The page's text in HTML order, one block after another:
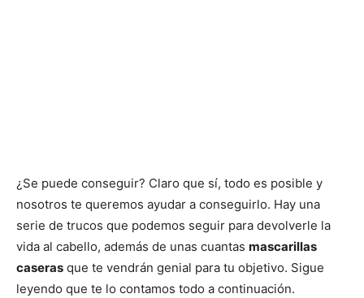
¿Se puede conseguir? Claro que sí, todo es posible y
nosotros te queremos ayudar a conseguirlo. Hay una
serie de trucos que podemos seguir para devolverle la
vida al cabello, además de unas cuantas mascarillas
caseras que te vendrán genial para tu objetivo. Sigue
leyendo que te lo contamos todo a continuación.